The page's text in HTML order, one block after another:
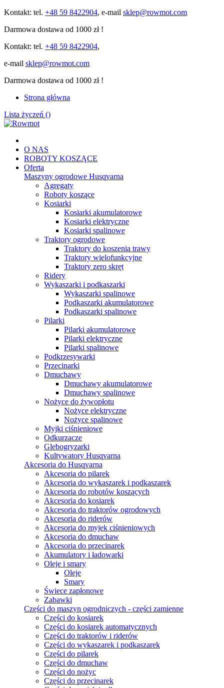
Kontakt: tel. +48 59 8422904, e-mail sklep@rowmot.com
Darmowa dostawa od 1000 zł !
Kontakt: tel. +48 59 8422904,
e-mail sklep@rowmot.com
Darmowa dostawa od 1000 zł !
Strona główna
Lista życzeń ()
O NAS
ROBOTY KOSZĄCE
Oferta
Maszyny ogrodowe Husqvarna
Agregaty
Roboty koszące
Kosiarki
Kosiarki akumulatorowe
Kosiarki elektryczne
Kosiarki spalinowe
Traktory ogrodowe
Traktory do koszenia trawy
Traktory wielofunkcyjne
Traktory zero skręt
Ridery
Wykaszarki i podkaszarki
Wykaszarki spalinowe
Podkaszarki akumulatorowe
Podkaszarki spalinowe
Pilarki
Pilarki akumulatorowe
Pilarki elektryczne
Pilarki spalinowe
Podkrzesywarki
Przecinarki
Dmuchawy
Dmuchawy akumulatorowe
Dmuchawy spalinowe
Nożyce do żywopłotu
Nożyce elektryczne
Nożyce spalinowe
Myjki ciśnieniowe
Odkurzacze
Glebogryzarki
Kultywatory Husqvarna
Akcesoria do Husqvarna
Akcesoria do pilarek
Akcesoria do wykaszarek i podkaszarek
Akcesoria do robotów koszących
Akcesoria do kosiarek
Akcesoria do traktorów ogrodowych
Akcesoria do riderów
Akcesoria do myjek ciśnieniowych
Akcesoria do dmuchaw
Akcesoria do przecinarek
Akumulatory i ładowarki
Oleje i smary
Oleje
Smary
Świece zapłonowe
Zabawki
Części do maszyn ogrodniczych - części zamienne
Części do kosiarek
Części do kosiarek automatycznych
Części do traktorów i riderów
Części do wykaszarek i podkaszarek
Części do pilarek
Części do dmuchaw
Części do nożyc
Części do przecinarek